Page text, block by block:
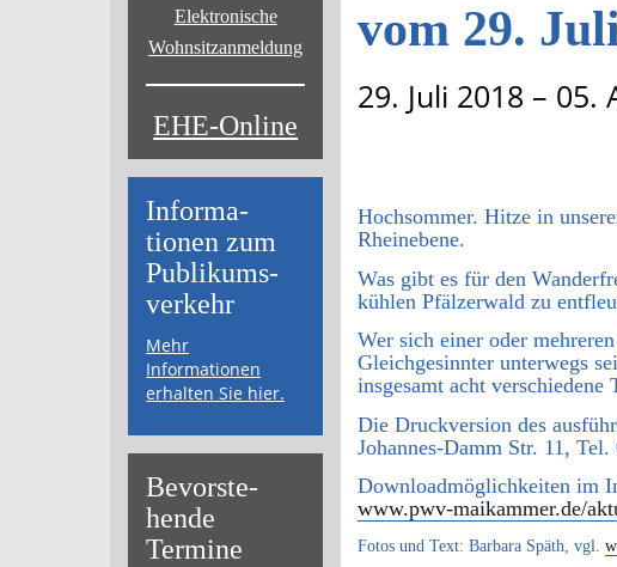
Elektronische
Wohnsitz­anmeldung
EHE-Online
Informa­
tionen zum
Publikums­­
verkehr
Mehr
Informationen
erhalten Sie hier.
Bevor­ste­
hende
Termine
vom 29.
29. Juli 2018 – 05.
Hochsommer. Hitze in
Rheinebene.
Was gibt es für den
kühlen Pfälzerwald zu
Wer sich einer oder
Gleichgesinnter unterwegs
insgesamt acht verschiedene
Die Druckversion des
Johannes-Damm Str. 11,
Downloadmöglichkeiten im
www.pwv-maikammer.de/
Fotos und Text: Barbara Späth, vgl.